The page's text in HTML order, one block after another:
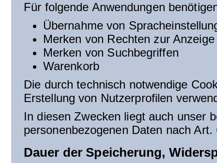
Für folgende Anwendungen
Übernahme von
Merken von Rechten zur
Merken von Suchbegriffen
Warenkorb
Die durch technisch notwendige
Erstellung von Nutzerprofilen
In diesen Zwecken liegt auch unser
personenbezogenen Daten nach
Dauer der Speicherung,